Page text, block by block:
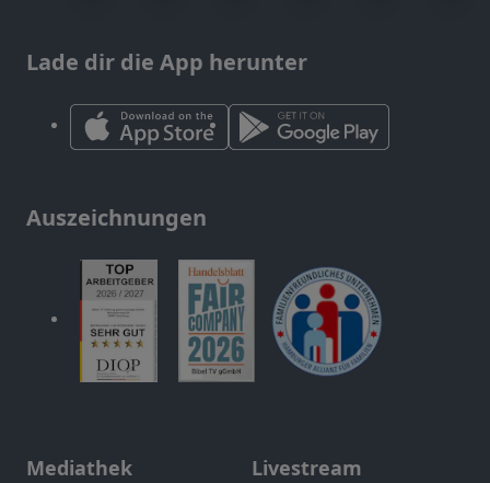
Lade dir die App herunter
Auszeichnungen
Mediathek Livestream